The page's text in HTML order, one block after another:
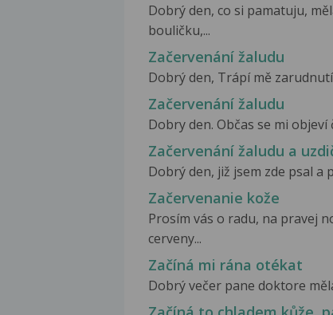
Dobrý den, co si pamatuju,
bouličku,...
Začervenání žaludu
Dobrý den, Trápí mě
Začervenání žaludu
Dobry den. Občas se mi
Začervenání žaludu a
Dobrý den, již jsem zde psal a
Začervenanie kože
Prosím vás o radu, na pravej
cerveny...
Začíná mi rána otékat
Dobrý večer pane doktore